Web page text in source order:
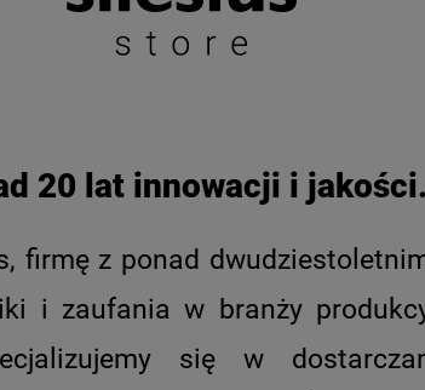
przełączników
krzywkowe,
wieżowe.
20 lat innowacji i jakości.
firmę z ponad
i zaufania w branży
się w